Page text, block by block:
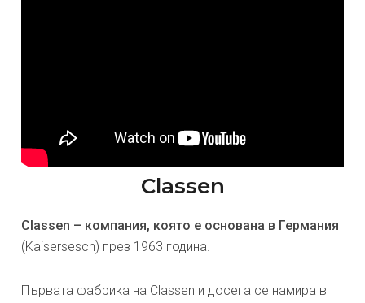
Classen
Classen – компания, която е основана в Германия
(Kaisersesch) през 1963 година.
Първата фабрика на Classen и досега се намира в